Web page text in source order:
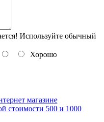
Используйте обычный
Хорошо
магазине
стоимости 500 и 1000